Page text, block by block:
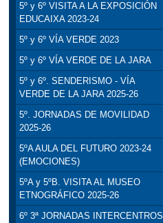
5º y 6º VISITA A LA EXPOSICIÓN
EDUCAIXA 2023-24
5º y 6º VÍA VERDE 2023
5º y 6º VÍA VERDE DE LA JARA
5º y 6º. SENDERISMO - VÍA
VERDE DE LA JARA 2025-26
5º. JORNADAS DE MOVILIDAD
2025-26
5ºA AULA DEL FUTURO 2023-24
(EMOCIONES)
5ºA y 5ºB. VISITA AL MUSEO
ETNOGRÁFICO 2025-26
6º 3ª JORNADAS INTERCENTROS